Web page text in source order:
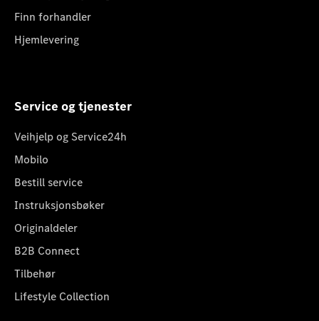
Finn forhandler
Hjemlevering
Service og tjenester
Veihjelp og Service24h
Mobilo
Bestill service
Instruksjonsbøker
Originaldeler
B2B Connect
Tilbehør
Lifestyle Collection